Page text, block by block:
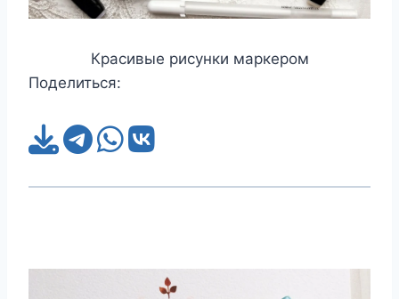
Красивые рисунки маркером
Поделиться: